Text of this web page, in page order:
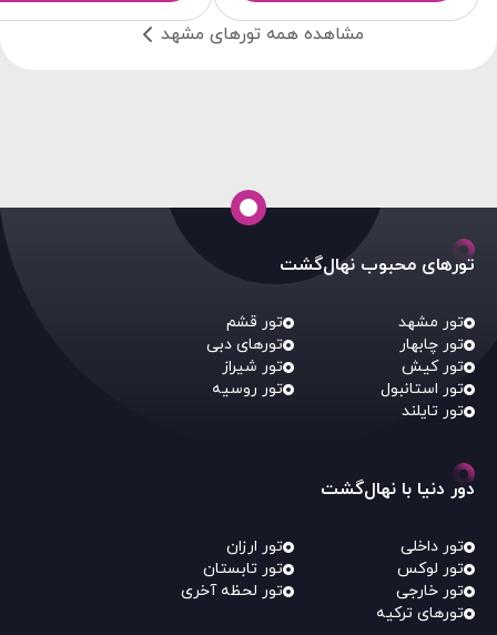
مشاهده همه تورهای مشهد
تورهای محبوب نهال‌گشت
تور مشهد
تور قشم
تور چابهار
تورهای دبی
تور کیش
تور شیراز
تور استانبول
تور روسیه
تور تایلند
دور دنیا با نهال‌گشت
تور داخلی
تور ارزان
تور لوکس
تور تابستان
تور خارجی
تور لحظه آخری
تورهای ترکیه